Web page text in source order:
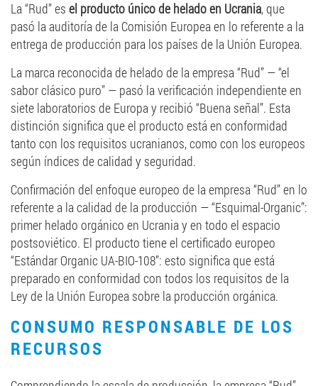
La “Rud” es el producto único de helado en Ucrania, que
pasó la auditoría de la Comisión Europea en lo referente a la
entrega de producción para los países de la Unión Europea.
La marca reconocida de helado de la empresa “Rud” — “el
sabor clásico puro” — pasó la verificación independiente en
siete laboratorios de Europa y recibió “Buena señal”. Esta
distinción significa que el producto está en conformidad
tanto con los requisitos ucranianos, como con los europeos
según índices de calidad y seguridad.
Confirmación del enfoque europeo de la empresa “Rud” en lo
referente a la calidad de la producción — “Esquimal-Organic”:
primer helado orgánico en Ucrania y en todo el espacio
postsoviético. El producto tiene el certificado europeo
“Estándar Organic UA-BIO-108”: esto significa que está
preparado en conformidad con todos los requisitos de la
Ley de la Unión Europea sobre la producción orgánica.
CONSUMO RESPONSABLE DE LOS
RECURSOS